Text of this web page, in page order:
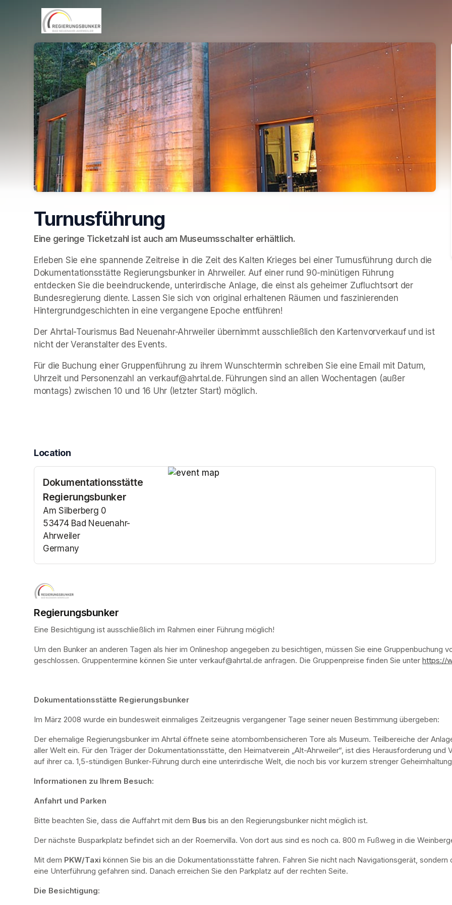
Skip header
Turnusführung
Eine geringe Ticketzahl ist auch am Museumsschalter erhältlich.
Erleben Sie eine spannende Zeitreise in die Zeit des Kalten Krieges bei einer Turnusführung durch die
Dokumentationsstätte Regierungsbunker in Ahrweiler. Auf einer rund 90-minütigen Führung
entdecken Sie die beeindruckende, unterirdische Anlage, die einst als geheimer Zufluchtsort der
Bundesregierung diente. Lassen Sie sich von original erhaltenen Räumen und faszinierenden
Hintergrundgeschichten in eine vergangene Epoche entführen!
Der Ahrtal-Tourismus Bad Neuenahr-Ahrweiler übernimmt ausschließlich den Kartenvorverkauf und ist
nicht der Veranstalter des Events.
Für die Buchung einer Gruppenführung zu ihrem Wunschtermin schreiben Sie eine Email mit Datum,
Uhrzeit und Personenzahl an verkauf@ahrtal.de. Führungen sind an allen Wochentagen (außer
montags) zwischen 10 und 16 Uhr (letzter Start) möglich.
Location
Dokumentationsstätte
Regierungsbunker
Am Silberberg 0
53474 Bad Neuenahr-
Ahrweiler
Germany
(opens in a new tab)
Regierungsbunker
Eine Besichtigung ist ausschließlich im Rahmen einer Führung möglich!
Um den Bunker an anderen Tagen als hier im Onlineshop angegeben zu besichtigen, müssen Sie eine Gruppenbuchung
geschlossen. Gruppentermine können Sie unter verkauf@ahrtal.de anfragen. Die Gruppenpreise finden Sie unter https://
Dokumentationsstätte Regierungsbunker
Im März 2008 wurde ein bundesweit einmaliges Zeitzeugnis vergangener Tage seiner neuen Bestimmung übergeben:
Der ehemalige Regierungsbunker im Ahrtal öffnete seine atombombensicheren Tore als Museum. Teilbereiche der
aller Welt ein. Für den Träger der Dokumentationsstätte, den Heimatverein „Alt-Ahrweiler“, ist dies Herausforderung
auf ihrer ca. 1,5-stündigen Bunker-Führung durch eine unterirdische Welt, die noch bis vor kurzem strenger
Informationen zu Ihrem Besuch:
Anfahrt und Parken
Bitte beachten Sie, dass die Auffahrt mit dem Bus bis an den Regierungsbunker nicht möglich ist.
Der nächste Busparkplatz befindet sich an der Roemervilla. Von dort aus sind es noch ca. 800 m Fußweg in die
Mit dem PKW/Taxi können Sie bis an die Dokumentationsstätte fahren. Fahren Sie nicht nach Navigationsgerät,
eine Unterführung gefahren sind. Danach erreichen Sie den Parkplatz auf der rechten Seite.
Die Besichtigung: